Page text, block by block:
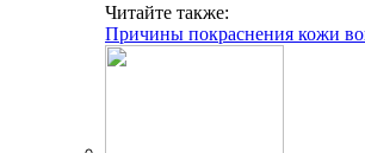
Читайте также:
Причины покраснения кожи